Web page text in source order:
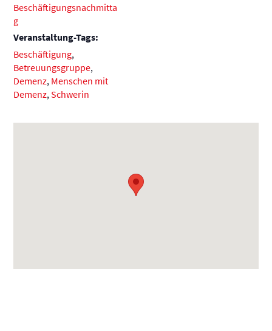
Beschäftigungsnachmitta
g
Veranstaltung-Tags:
Beschäftigung,
Betreuungsgruppe,
Demenz, Menschen mit
Demenz,Schwerin